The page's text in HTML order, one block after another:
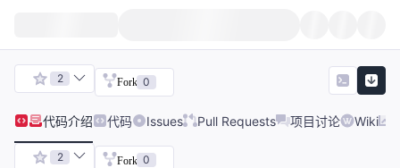
2 Fork 0
代码介绍 代码 Issues Pull Requests 项目讨论 Wiki
2 Fork 0